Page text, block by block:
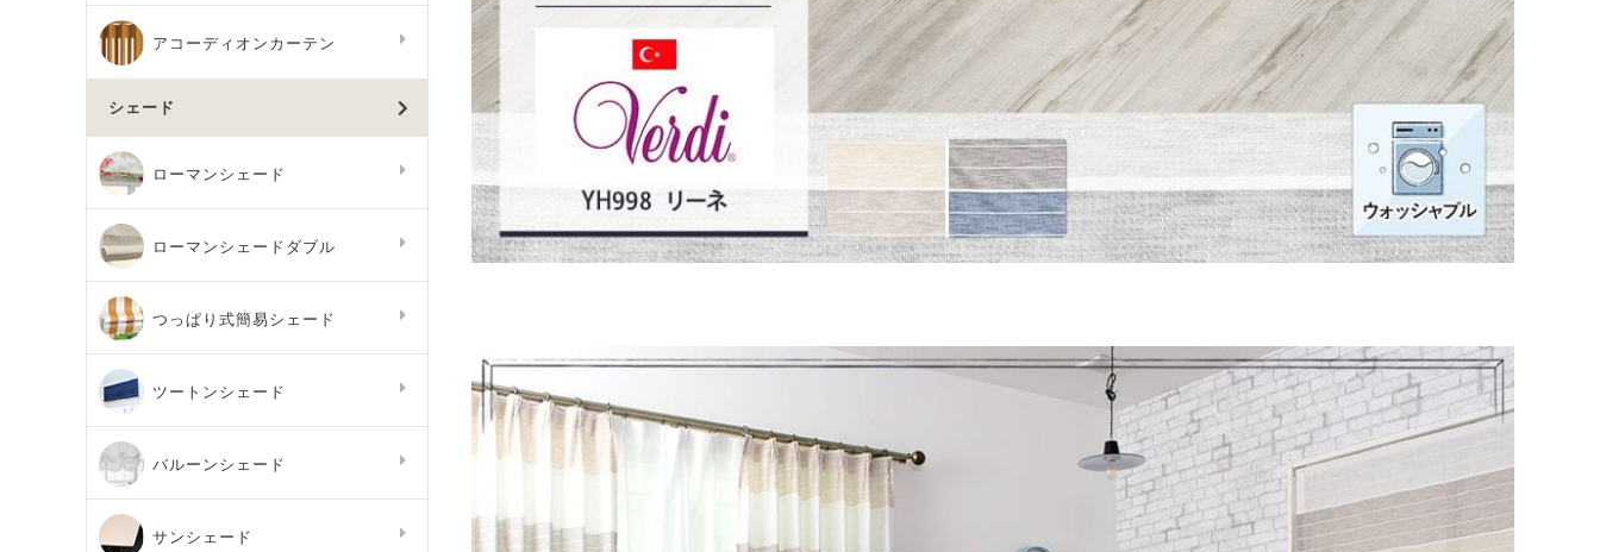
アコーディオンカーテン
シェード
ローマンシェード
ローマンシェードダブル
つっぱり式簡易シェード
ツートンシェード
バルーンシェード
サンシェード